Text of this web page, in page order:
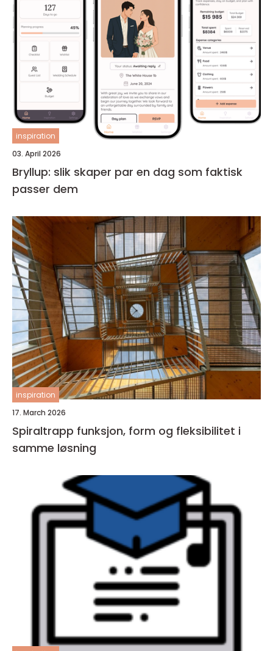
inspiration
03. April 2026
Bryllup: slik skaper par en dag som faktisk
passer dem
inspiration
17. March 2026
Spiraltrapp funksjon, form og fleksibilitet i
samme løsning